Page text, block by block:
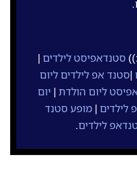
סטנדאפיסט לילדים |
|סטנד אפ לילדים ליום
ליום הולדת | יום
לילדים | מופע סטנד
לילדים.